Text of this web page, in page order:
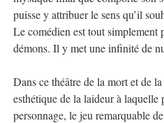
puisse y attribuer le sens qu’il
Le comédien est tout simplement
démons. Il y met une infinité de
Dans ce théâtre de la mort et de
esthétique de la laideur à
personnage, le jeu remarquable